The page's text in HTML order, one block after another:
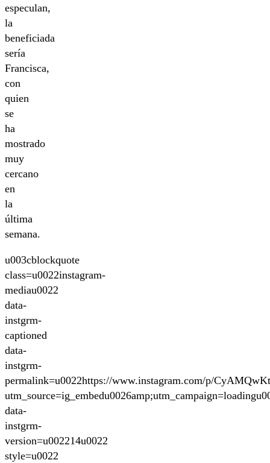
especulan,
la
beneficiada
sería
Francisca,
con
quien
se
ha
mostrado
muy
cercano
en
la
última
semana.
u003cblockquote
class=u0022instagram-
mediau0022
data-
instgrm-
captioned
data-
instgrm-
permalink=u0022https://www.instagram.com/p/
data-
instgrm-
version=u002214u0022
style=u0022